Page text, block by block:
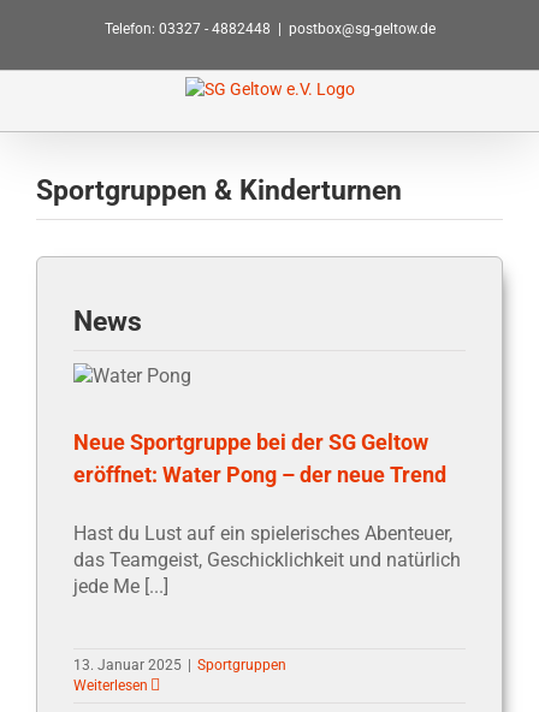
Telefon: 03327 - 4882448 postbox@sg-geltow.de
Sportgruppen & Kinderturnen
News
Neue Sportgruppe bei der SG Geltow
eröffnet: Water Pong – der neue Trend
Hast du Lust auf ein spielerisches Abenteuer,
das Teamgeist, Geschicklichkeit und natürlich
jede Me [...]
13. Januar 2025
Sportgruppen
Weiterlesen